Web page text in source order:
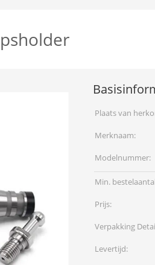
Plaats van
Merknaam:
Modelnummer:
Min.
Prijs:
Verpakking
Levertijd: